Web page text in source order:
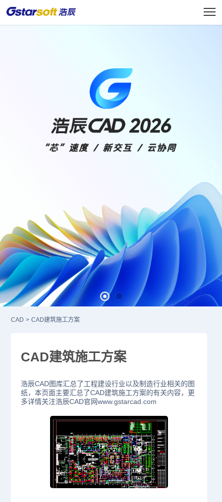
CAD > CAD建筑施工方案
CAD建筑施工方案
浩辰CAD图库汇总了工程建设行业以及制造行业相关的图
纸，本页面主要汇总了CAD建筑施工方案的有关内容，更
多详情关注浩辰CAD官网www.gstarcad.com